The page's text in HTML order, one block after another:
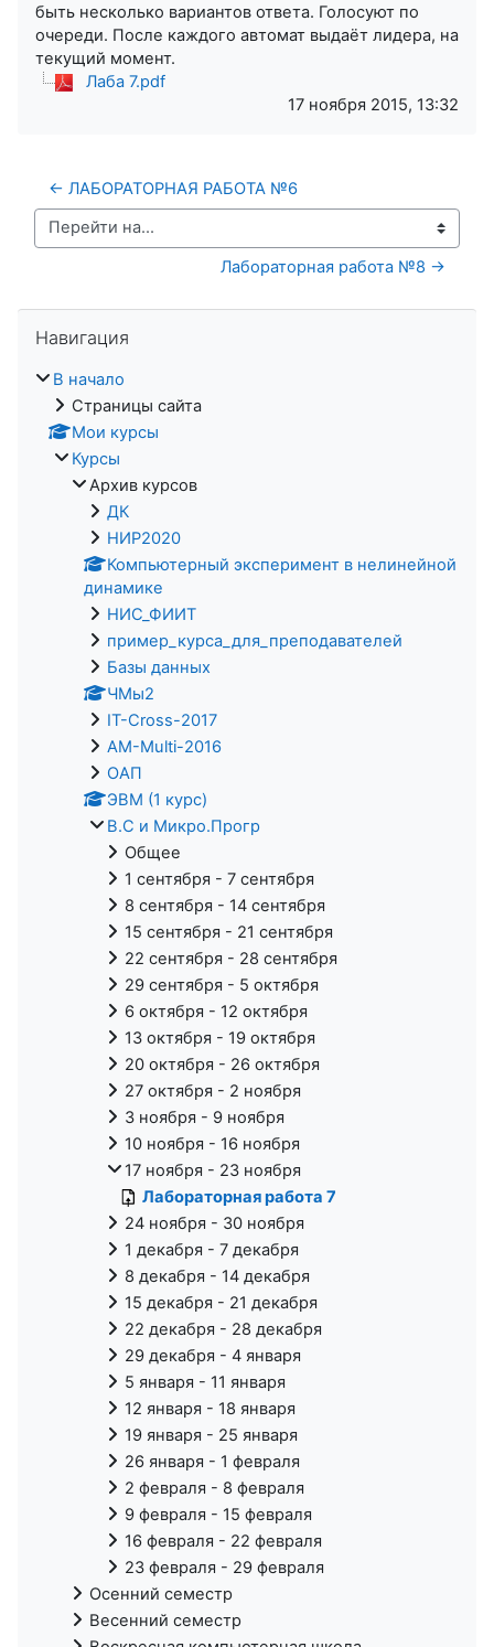
быть несколько вариантов ответа. Голосуют по
очереди. После каждого автомат выдаёт лидера, на
текущий момент.
Лаба 7.pdf
17 ноября 2015, 13:32
← ЛАБОРАТОРНАЯ РАБОТА №6
Перейти на...
Лабораторная работа №8 →
Навигация
В начало
Страницы сайта
Мои курсы
Курсы
Архив курсов
ДК
НИР2020
Компьютерный эксперимент в нелинейной
динамике
НИС_ФИИТ
пример_курса_для_преподавателей
Базы данных
ЧМы2
IT-Cross-2017
AM-Multi-2016
ОАП
ЭВМ (1 курс)
В.С и Микро.Прогр
Общее
1 сентября - 7 сентября
8 сентября - 14 сентября
15 сентября - 21 сентября
22 сентября - 28 сентября
29 сентября - 5 октября
6 октября - 12 октября
13 октября - 19 октября
20 октября - 26 октября
27 октября - 2 ноября
3 ноября - 9 ноября
10 ноября - 16 ноября
17 ноября - 23 ноября
Лабораторная работа 7
24 ноября - 30 ноября
1 декабря - 7 декабря
8 декабря - 14 декабря
15 декабря - 21 декабря
22 декабря - 28 декабря
29 декабря - 4 января
5 января - 11 января
12 января - 18 января
19 января - 25 января
26 января - 1 февраля
2 февраля - 8 февраля
9 февраля - 15 февраля
16 февраля - 22 февраля
23 февраля - 29 февраля
Осенний семестр
Весенний семестр